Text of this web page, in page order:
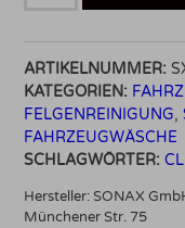
ARTIKELNUMMER:
KATEGORIEN:
FELGENREINIGUNG,
FAHRZEUGWÄSCHE
SCHLAGWÖRTER:
Hersteller:SONAX
Münchener Str. 75